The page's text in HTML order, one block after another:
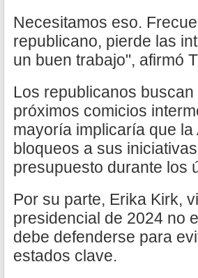
Necesitamos eso.
republicano, pierde las
un buen trabajo", afirmó
Los republicanos
próximos comicios
mayoría implicaría que
bloqueos a sus
presupuesto durante los
Por su parte, Erika Kirk,
presidencial de 2024 no
debe defenderse para
estados clave.